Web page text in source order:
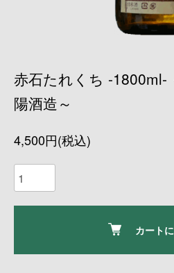
赤石たれくち -1800ml-
陽酒造～
4,500円(税込)
カート